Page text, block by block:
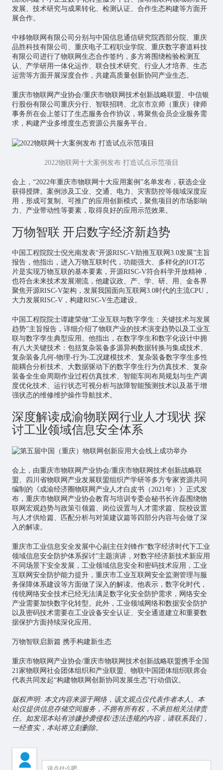
发展、技术研究与成果转化、检测认证、合作生态构建等方面开
展合作。
中移物联网有限公司分别与中国信息通信研究院西部分院、重庆
品胜科技有限公司、重庆电子工程职业学院、重庆数字赛道科技
有限公司进行了物联网生态合作签约，多方将围绕检验检测互
认、产学研用一体化运作、联合技术研究、行业人才培养、生态
运营等方面开展深度合作，共建高质量创新协同产业生态。
重庆市物联网产业协会/重庆市物联网技术创新战略联盟、中信银
行股份有限公司重庆分行、智联招聘、北京市京师（重庆）律师
事务所在会上签订了生态服务合作协议，将聚焦会员企业服务需
求，构建产业多维度生态资源公共服务平台。
2022物联网十大案例发布 打造试点示范项目
会上，“2022年重庆市物联网十大应用案例”名单发布，获选企业
获得授牌。案例涉及工业、交通、电力、灾害防控等领域深度应
用，形成可复制、可推广的应用创新模式，聚焦项目的市场影响
力、产业带动性等要素，取得良好的应用示范效果。
万物智联 开启数字经济新趋势
中国工程院院士倪光南发表“开源RISC-V助推互联网3.0发展”主旨
报告，他指出，进入万物互联时代，功能强大、多样化的IOT芯
片是实现万物互联的基本要素，开源RISC-V符合科学开放精神，
也符合未来技术发展潮流，他建议政、产、学、研、用、金各界
聚焦开源RISC-V架构，发展我国面向互联网3.0时代的主流CPU，
大力发展RISC-V，构建RISC-V生态建设。
中国工程院院士谭建荣做“工业互联与数字孪生 ：关键技术与发展
趋势”主旨报告，详细介绍了物联产业的技术演变趋势以及工业互
联与数字孪生典型应用。他指出，在数字孪生和数字化设计中拥
有八大关键技术：包括复杂装备多源异构数据转换与集成技术、
复杂装备几何-物理-行为-工况建模技术、复杂装备数字孪生多性
能耦合分析技术、大数据驱动下的数字孪生行为仿真技术、复杂
装备全生命周期作业过程仿真技术、智能车间布局规划与生产调
度优化技术、运行状态可视分析与故障智能预测技术以及基于增
强状态的维修维护操作导航技术。
深度解读成渝物联网行业人才现状 探
讨工业领域信息安全体系
会上，由重庆市物联网产业协会/重庆市物联网技术创新战略联
盟、四川省物联网产业发展联盟组织产学研等多方专家资源共同
编制的《成渝经济圈物联网产业人才白皮书（2021年）》正式发
布，重庆市物联网产业协会教育与培训专委会秘书长许磊围绕物
联网宏观趋势与政策引领篇、岗位设置与人才需求篇、院校设置
与人才供给篇、匹配分析与对策建议篇等四部分内容与会做了深
入的解读。
重庆市工业信息安全发展中心副主任刘锋作“数字经济时代下工业
领域信息安全防护体系探讨”主题演讲，对数字经济新技术新应用
不同场景下安全发展，工业领域信息安全和密码技术应用， 工业
互联网 安全防护能力提升，重庆市工业互联网安全监测管理与服
务保障体系建设等方面做了深入的解读。他表示，数字化时代，
传统网络安全技术已经无法满足数字化安全防护需求，网络安全
产业需要加快数字化转型。此外，工业领域网络和数据安全防护
以及密码技术需要在工业设备安全认证、安全通道建立和重要数
据保护方面持续深化应用。
万物智联启新篇 携手构建新生态
重庆市物联网产业协会/重庆市物联网技术创新战略联盟携手全国
21家物联网社会团体组织和产业联盟、物联中国团体组织联席会
代表共同发起“构建物联网创新协同发展生态”行动倡议。
版权声明: 本文内容来源于网络，该文观点仅代表作者本人。本
站仅提供信息存储空间服务，不拥有所有权，不承担相关法律责
任。如发现本站有涉嫌抄袭侵权/违法违规的内容，请联系我们，
一经查实，本站将立刻删除。